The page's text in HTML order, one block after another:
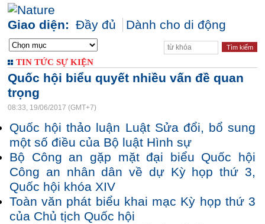
Giao diện: Đầy đủ Dành cho di động
TIN TỨC SỰ KIỆN
Quốc hội biểu quyết nhiều vấn đề quan
trọng
08:33, 19/06/2017 (GMT+7)
Quốc hội thảo luận Luật Sửa đổi, bổ sung
một số điều của Bộ luật Hình sự
Bộ Công an gặp mặt đại biểu Quốc hội
Công an nhân dân về dự Kỳ họp thứ 3,
Quốc hội khóa XIV
Toàn văn phát biểu khai mạc Kỳ họp thứ 3
của Chủ tịch Quốc hội